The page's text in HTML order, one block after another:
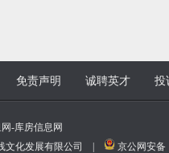
免责声明 诚聘英才 投
-库房信息网
文化发展有限公司 |
京公网安备